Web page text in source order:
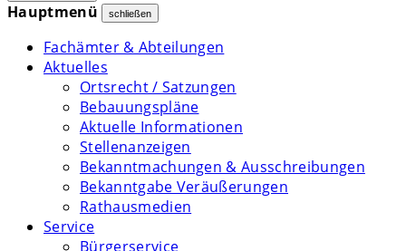
Hauptmenü schließen
Fachämter & Abteilungen
Aktuelles
Ortsrecht / Satzungen
Bebauungspläne
Aktuelle Informationen
Stellenanzeigen
Bekanntmachungen & Ausschreibungen
Bekanntgabe Veräußerungen
Rathausmedien
Service
Bürgerservice